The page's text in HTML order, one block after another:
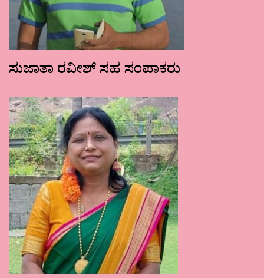
ಸುಜಾತಾ ರವೀಶ್ ಸಹ ಸಂಪಾಕರು